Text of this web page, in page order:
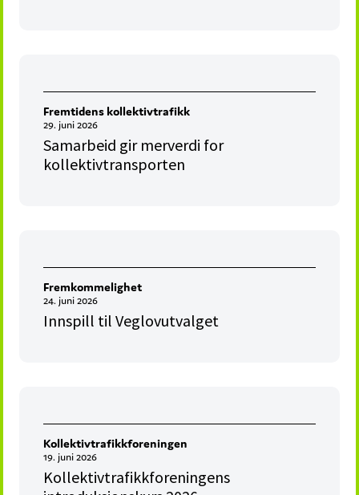
Fremtidens kollektivtrafikk
29. juni 2026
Samarbeid gir merverdi for
kollektivtransporten
Fremkommelighet
24. juni 2026
Innspill til Veglovutvalget
Kollektivtrafikkforeningen
19. juni 2026
Kollektivtrafikkforeningens